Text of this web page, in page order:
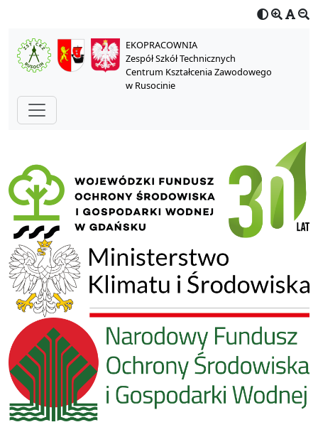
EKOPRACOWNIA
Zespół Szkół Technicznych
Centrum Kształcenia Zawodowego
w Rusocinie